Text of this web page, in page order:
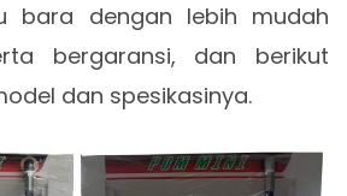
bara dengan lebih mudah
bergaransi, dan berikut
dan spesikasinya.